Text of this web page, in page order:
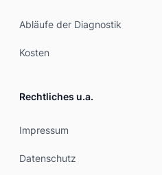
Abläufe der Diagnostik
Kosten
Rechtliches u.a.
Impressum
Datenschutz